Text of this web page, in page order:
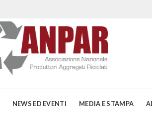
NEWS ED EVENTI MEDIA E STAMPA